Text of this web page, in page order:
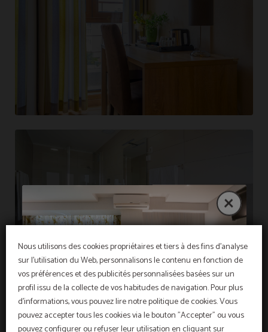
Nous utilisons des cookies propriétaires et tiers à des fins d'analyse
sur l'utilisation du Web, personnalisons le contenu en fonction de
vos préférences et des publicités personnalisées basées sur un
profil issu de la collecte de vos habitudes de navigation. Pour plus
d'informations, vous pouvez lire notre politique de cookies. Vous
pouvez accepter tous les cookies via le bouton "Accepter" ou vous